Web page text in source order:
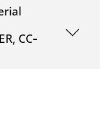
CC‐